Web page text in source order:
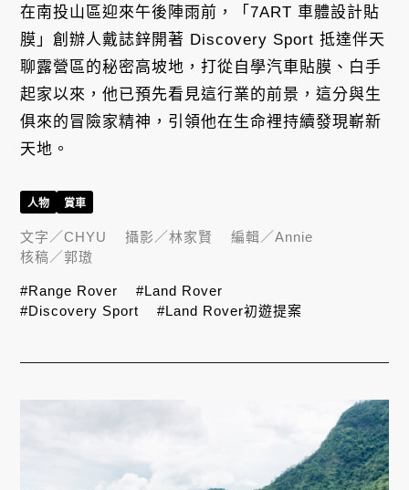
在南投山區迎來午後陣雨前，「7ART 車體設計貼
膜」創辦人戴誌鋅開著 Discovery Sport 抵達伴天
聊露營區的秘密高坡地，打從自學汽車貼膜、白手
起家以來，他已預先看見這行業的前景，這分與生
俱來的冒險家精神，引領他在生命裡持續發現嶄新
天地。
人物 賞車
文字／CHYU 攝影／林家賢 編輯／Annie
核稿／郭璈
#Range Rover
#Land Rover
#Discovery Sport
#Land Rover初遊提案